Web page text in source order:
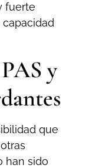
fuerte
y
que
han sido